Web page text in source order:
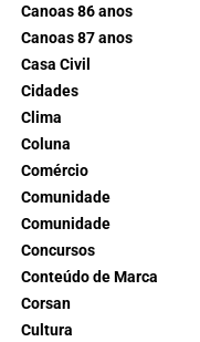
Canoas 86 anos
Canoas 87 anos
Casa Civil
Cidades
Clima
Coluna
Comércio
Comunidade
Comunidade
Concursos
Conteúdo de Marca
Corsan
Cultura